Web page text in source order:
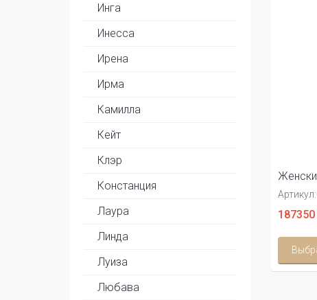
Инга
Инесса
Ирена
Ирма
Камилла
Кейт
Клэр
Констанция
Лаура
Линда
Луиза
Любава
Артикул: